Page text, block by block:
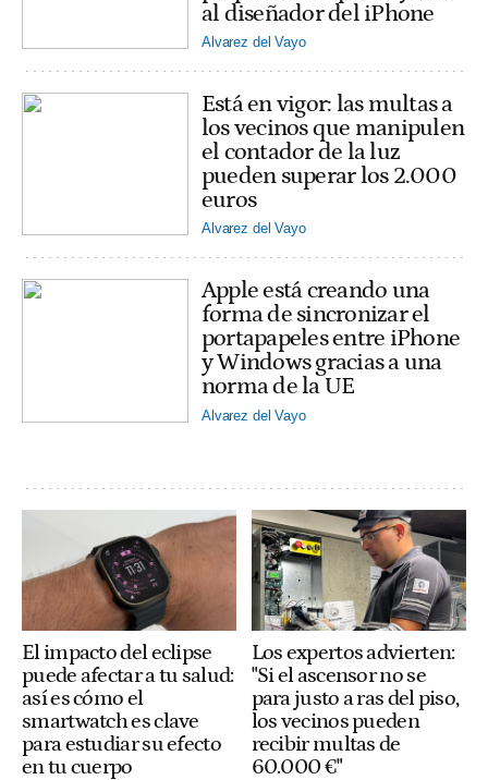
al diseñador del iPhone
Alvarez del Vayo
Está en vigor: las multas a
los vecinos que manipulen
el contador de la luz
pueden superar los 2.000
euros
Alvarez del Vayo
Apple está creando una
forma de sincronizar el
portapapeles entre iPhone
y Windows gracias a una
norma de la UE
Alvarez del Vayo
El impacto del eclipse
puede afectar a tu salud:
así es cómo el
smartwatch es clave
para estudiar su efecto
en tu cuerpo
Los expertos advierten:
"Si el ascensor no se
para justo a ras del piso,
los vecinos pueden
recibir multas de
60.000 €"